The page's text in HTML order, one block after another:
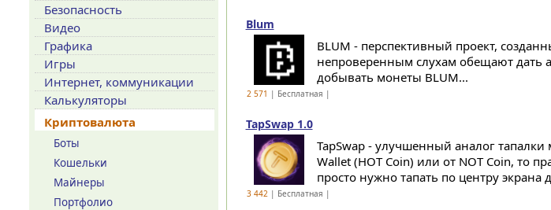
Blum
BLUM - перспективный проект,
непроверенным слухам обещают дать
добывать монеты BLUM...
2 571 | Бесплатная |
TapSwap 1.0
TapSwap - улучшенный аналог
Wallet (HOT Coin) или от NOT Coin, то
просто нужно тапать по центру
3 442| Бесплатная |
Безопасность
Видео
Графика
Игры
Интернет, коммуникации
Калькуляторы
Криптовалюта
Боты
Кошельки
Майнеры
Портфолио